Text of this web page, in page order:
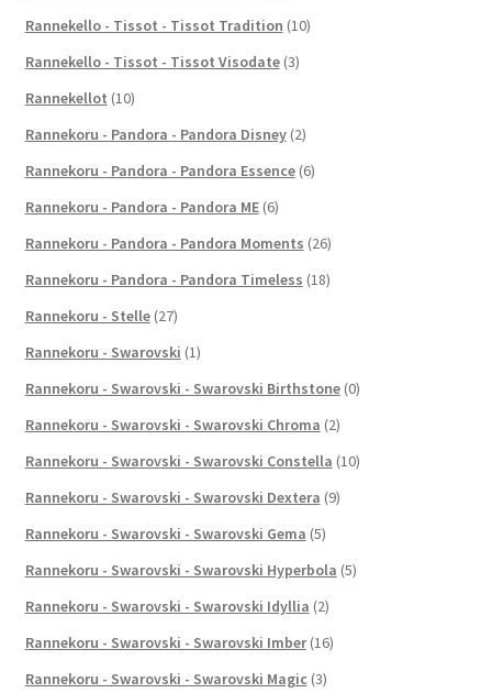
Rannekello - Tissot - Tissot Tradition (10)
Rannekello - Tissot - Tissot Visodate (3)
Rannekellot (10)
Rannekoru - Pandora - Pandora Disney (2)
Rannekoru - Pandora - Pandora Essence (6)
Rannekoru - Pandora - Pandora ME (6)
Rannekoru - Pandora - Pandora Moments (26)
Rannekoru - Pandora - Pandora Timeless (18)
Rannekoru - Stelle (27)
Rannekoru - Swarovski (1)
Rannekoru - Swarovski - Swarovski Birthstone (0)
Rannekoru - Swarovski - Swarovski Chroma (2)
Rannekoru - Swarovski - Swarovski Constella (10)
Rannekoru - Swarovski - Swarovski Dextera (9)
Rannekoru - Swarovski - Swarovski Gema (5)
Rannekoru - Swarovski - Swarovski Hyperbola (5)
Rannekoru - Swarovski - Swarovski Idyllia (2)
Rannekoru - Swarovski - Swarovski Imber (16)
Rannekoru - Swarovski - Swarovski Magic (3)